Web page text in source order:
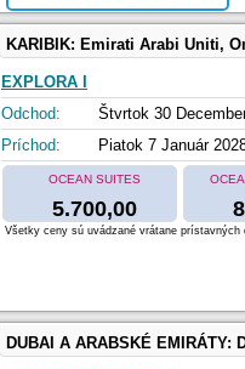
KARIBIK: Emirati Arabi Uniti,
EXPLORA I
Odchod:
Štvrtok 30
Príchod:
Piatok 7 Január
OCEAN SUITES
5.700,00
Všetky ceny sú uvádzané vrátane
DUBAI A ARABSKÉ EMIRÁTY: